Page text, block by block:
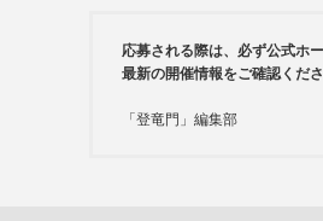
応募される際は、必ず公式ホ
最新の開催情報をご確認くださ
「登竜門」編集部